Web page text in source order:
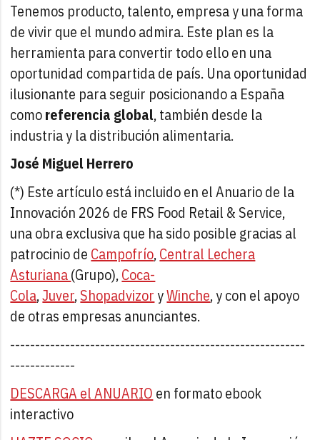
Tenemos producto, talento, empresa y una forma
de vivir que el mundo admira. Este plan es la
herramienta para convertir todo ello en una
oportunidad compartida de país. Una oportunidad
ilusionante para seguir posicionando a España
comoreferencia global, también desde la
industria y la distribución alimentaria.
José Miguel Herrero
(*) Este artículo está incluido en el Anuario de la
Innovación 2026 de FRS Food Retail & Service,
una obra exclusiva que ha sido posible gracias al
patrocinio de Campofrío,Central Lechera
Asturiana(Grupo),Coca-
Cola,Juver,ShopadvizoryWinche, y con el apoyo
de otras empresas anunciantes.
-----------------------------------------------------------
-------------
DESCARGA el ANUARIO en formato ebook
interactivo